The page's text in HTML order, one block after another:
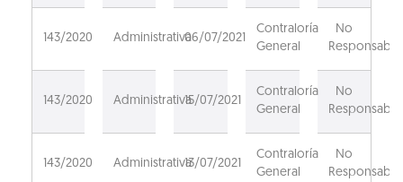
143/2020 Administrativa06/07/2021
Contraloría
General
No
Responsable
143/2020 Administrativa15/07/2021
Contraloría
General
No
Responsable
143/2020 Administrativa13/07/2021
Contraloría
General
No
Responsable